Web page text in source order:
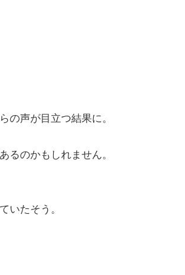
の声が目立つ結果に。
るのかもしれません。
いたそう。